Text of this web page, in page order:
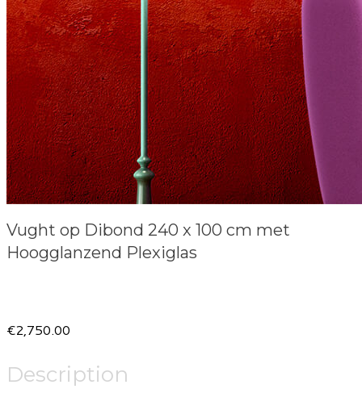
Vught op Dibond 240 x 100 cm met
Hoogglanzend Plexiglas
€2,750.00
Description